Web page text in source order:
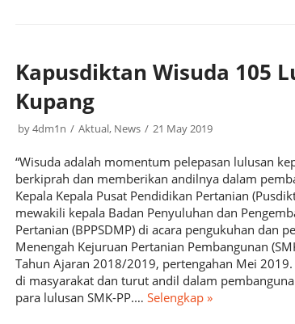
Kapusdiktan Wisuda 105
Kupang
by4dm1n Aktual, News 21 May 2019
“Wisuda adalah momentum pelepasan lulusan
berkiprah dan memberikan andilnya dalam
Kepala Kepala Pusat Pendidikan Pertanian
mewakili kepala Badan Penyuluhan dan
Pertanian (BPPSDMP) di acara pengukuhan dan
Menengah Kejuruan Pertanian Pembangunan
Tahun Ajaran 2018/2019, pertengahan Mei
di masyarakat dan turut andil dalam
para lulusan SMK-PP.… Selengkap »